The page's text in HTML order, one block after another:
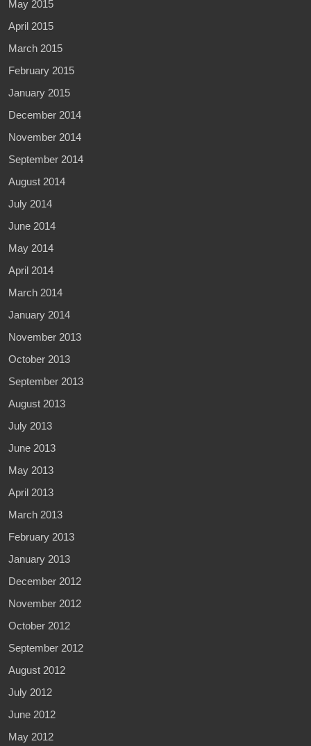
May 2015
April 2015
March 2015
February 2015
January 2015
December 2014
November 2014
September 2014
August 2014
July 2014
June 2014
May 2014
April 2014
March 2014
January 2014
November 2013
October 2013
September 2013
August 2013
July 2013
June 2013
May 2013
April 2013
March 2013
February 2013
January 2013
December 2012
November 2012
October 2012
September 2012
August 2012
July 2012
June 2012
May 2012